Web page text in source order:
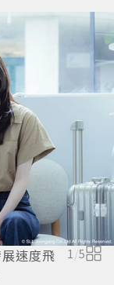
速度飛
1/5